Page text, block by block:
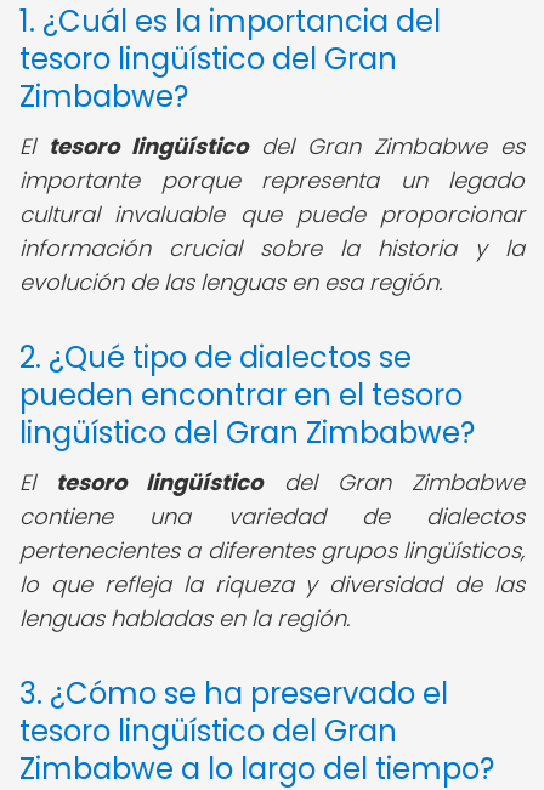
1. ¿Cuál es la importancia del
tesoro lingüístico del Gran
Zimbabwe?
El tesoro lingüísticodel Gran Zimbabwe es
importante porque representa un legado
cultural invaluable que puede proporcionar
información crucial sobre la historia y la
evolución de las lenguas en esa región.
2. ¿Qué tipo de dialectos se
pueden encontrar en el tesoro
lingüístico del Gran Zimbabwe?
El tesoro lingüísticodel Gran Zimbabwe
contiene una variedad de dialectos
pertenecientes a diferentes grupos lingüísticos,
lo que refleja la riqueza y diversidad de las
lenguas habladas en la región.
3. ¿Cómo se ha preservado el
tesoro lingüístico del Gran
Zimbabwe a lo largo del tiempo?